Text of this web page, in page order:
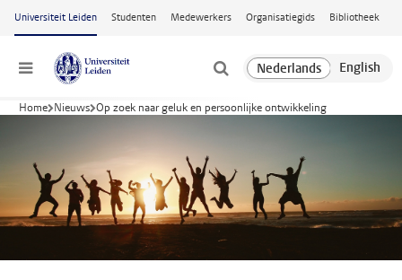
Ga naar hoofdinhoud
Universiteit Leiden Studenten Medewerkers Organisatiegids Bibliotheek
Menu
Home Nieuws Op zoek naar geluk en persoonlijke ontwikkeling